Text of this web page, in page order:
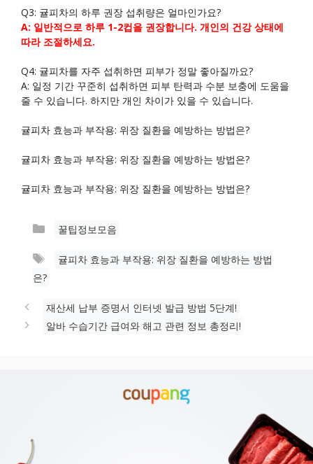
Q3: 귤피차의 하루 권장 섭취량은 얼마인가요?
A: 일반적으로 하루 1-2컵을 권장합니다. 개인의 건강 상태에
따라 조절하세요.
Q4: 귤피차를 자주 섭취하면 피부가 정말 좋아질까요?
A: 일정 기간 꾸준히 섭취하면 피부 탄력과 수분 보충에 도움을
줄 수 있습니다. 하지만 개인 차이가 있을 수 있습니다.
귤피차 효능과 부작용: 위장 질환을 예방하는 방법은?
귤피차 효능과 부작용: 위장 질환을 예방하는 방법은?
귤피차 효능과 부작용: 위장 질환을 예방하는 방법은?
카
고
꿀팁정보모음
태
귤피차 효능과 부작용: 위장 질환을 예방하는 방법
은?
재산세 납부 증명서 인터넷 발급 방법 5단계!
알바 수습기간 급여와 해고 관련 정보 총정리!